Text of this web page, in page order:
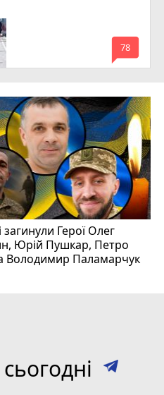
mode_comment
78
загинули Герої Олег
Юрій Пушкар, Петро
Володимир Паламарчук